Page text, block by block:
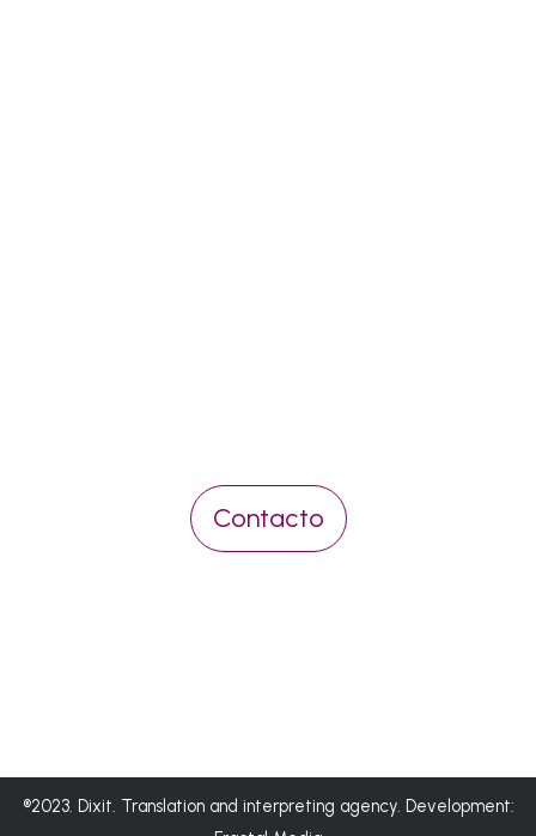
Contacto
®2023. Dixit. Translation and interpreting agency. Development: